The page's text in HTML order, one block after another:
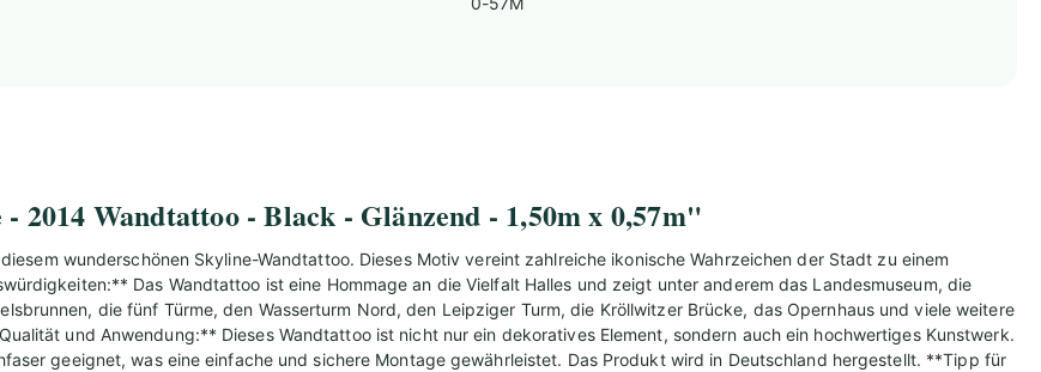
Wandtattoo - Black - Glänzend - 1,50m x 0,57m"
wunderschönen Skyline-Wandtattoo. Dieses Motiv vereint zahlreiche ikonische Wahrzeichen der Stadt zu einem
Das Wandtattoo ist eine Hommage an die Vielfalt Halles und zeigt unter anderem das Landesmuseum, die
die fünf Türme, den Wasserturm Nord, den Leipziger Turm, die Kröllwitzer Brücke, das Opernhaus und viele weitere
und Anwendung:** Dieses Wandtattoo ist nicht nur ein dekoratives Element, sondern auch ein hochwertiges Kunstwerk.
geeignet, was eine einfache und sichere Montage gewährleistet. Das Produkt wird in Deutschland hergestellt. **Tipp für